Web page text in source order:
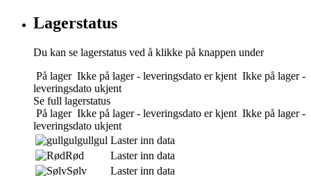
Lagerstatus
Du kan se lagerstatus ved å klikke på knappen under
På lager Ikke på lager - leveringsdato er kjent Ikke på lager -
leveringsdato ukjent
Se full lagerstatus
På lager Ikke på lager - leveringsdato er kjent Ikke på lager -
leveringsdato ukjent
gullgul Laster inn data
Rød
Laster inn data
Sølv
Laster inn data